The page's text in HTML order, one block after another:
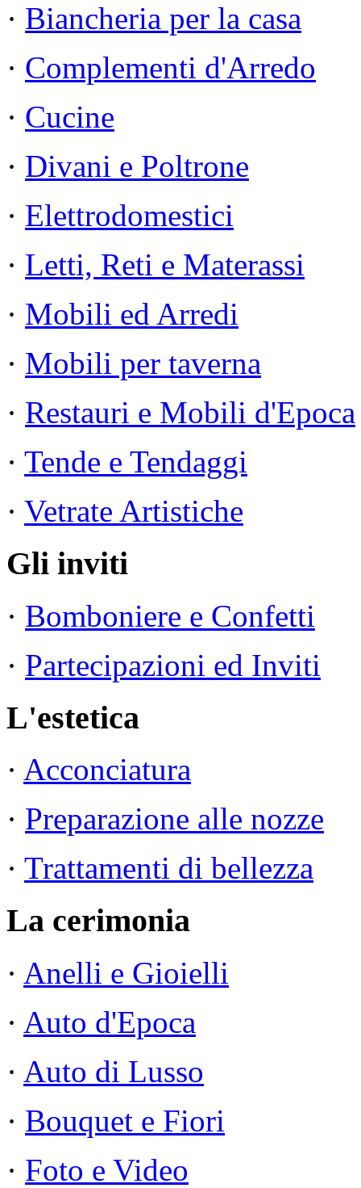
· Biancheria per la casa
· Complementi d'Arredo
· Cucine
· Divani e Poltrone
· Elettrodomestici
· Letti, Reti e Materassi
· Mobili ed Arredi
· Mobili per taverna
· Restauri e Mobili d'Epoca
· Tende e Tendaggi
· Vetrate Artistiche
Gli inviti
· Bomboniere e Confetti
· Partecipazioni ed Inviti
L'estetica
· Acconciatura
· Preparazione alle nozze
· Trattamenti di bellezza
La cerimonia
· Anelli e Gioielli
· Auto d'Epoca
· Auto di Lusso
· Bouquet e Fiori
· Foto e Video